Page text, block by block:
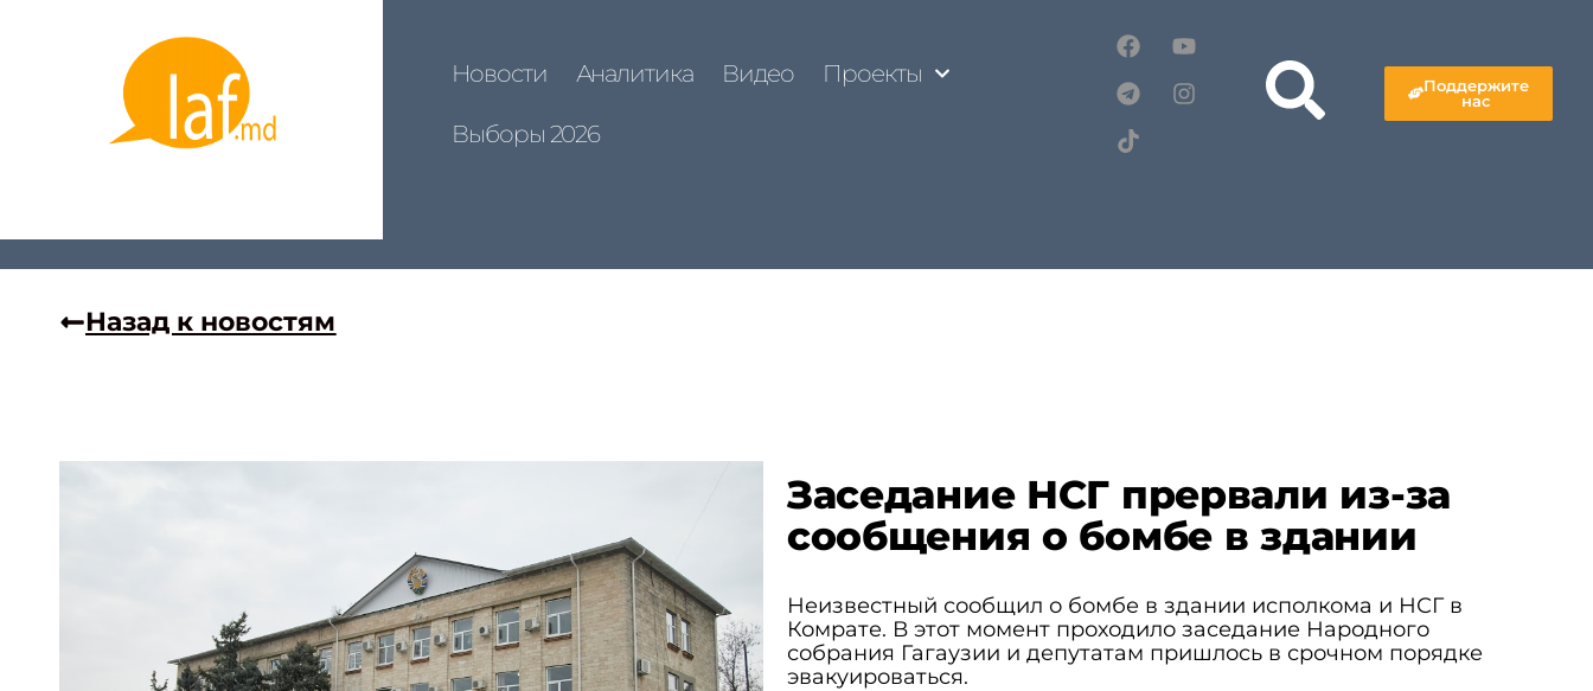
Новости Аналитика Видео Проекты
Выборы 2026
Поддержите
нас
Назад к новостям
Заседание НСГ прервали из-за
сообщения о бомбе в здании
Неизвестный сообщил о бомбе в здании исполкома и НСГ в
Комрате. В этот момент проходило заседание Народного
собрания Гагаузии и депутатам пришлось в срочном порядке
эвакуироваться.